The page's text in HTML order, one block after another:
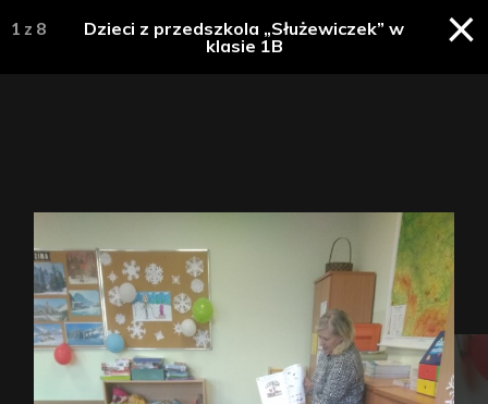
Dzieci z przedszkola „Służewiczek” w
klasie 1B
1 z 8 ×